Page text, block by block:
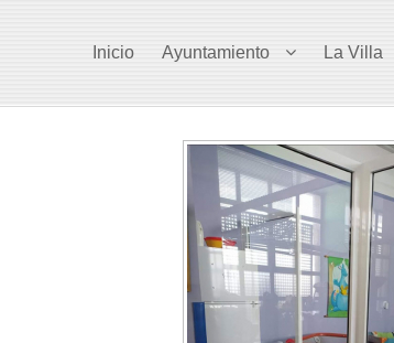
Inicio Ayuntamiento La Villa